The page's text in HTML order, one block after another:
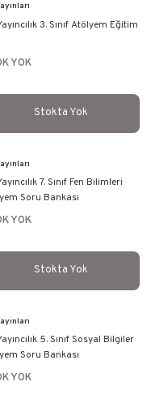
3. Sınıf Atölyem Eğitim
YOK
Stokta Yok
7. Sınıf Fen Bilimleri
Soru Bankası
YOK
Stokta Yok
5. Sınıf Sosyal Bilgiler
Soru Bankası
YOK